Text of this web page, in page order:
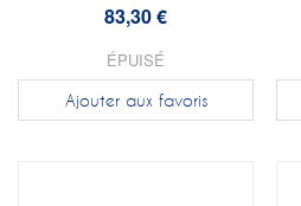
83,30 €
ÉPUISÉ
Ajouter aux favoris